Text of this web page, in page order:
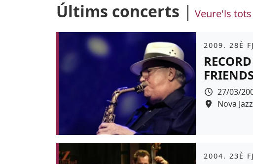
Últims concerts Veure'ls tots
Àmbit
2009. 28È
Data
27/03/
Espai
Nova
Àmbit
2004. 23È